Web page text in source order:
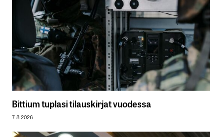
Bittium tuplasi tilauskirjat vuodessa
7.8.2026